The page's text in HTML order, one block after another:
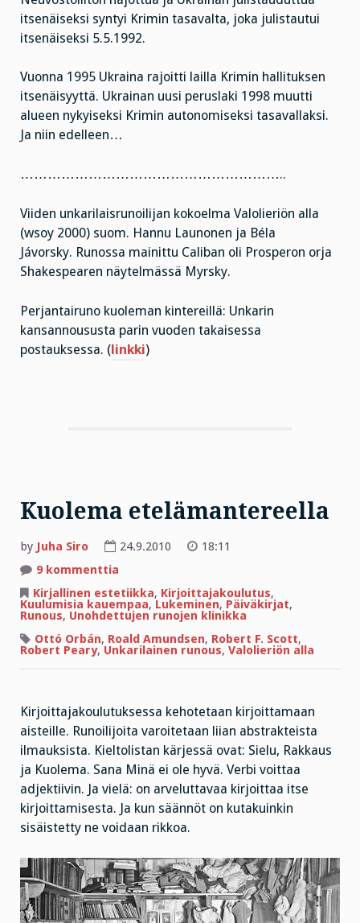
itsenäiseksi syntyi Krimin tasavalta, joka julistautui
itsenäiseksi 5.5.1992.
Vuonna 1995 Ukraina rajoitti lailla Krimin hallituksen
itsenäisyyttä. Ukrainan uusi peruslaki 1998 muutti
alueen nykyiseksi Krimin autonomiseksi tasavallaksi.
Ja niin edelleen…
…………………………………………………..
Viiden unkarilaisrunoilijan kokoelma Valolieriön alla
(wsoy 2000) suom. Hannu Launonen ja Béla
Jávorsky. Runossa mainittu Caliban oli Prosperon orja
Shakespearen näytelmässä Myrsky.
Perjantairuno kuoleman kintereillä: Unkarin
kansannoususta parin vuoden takaisessa
postauksessa. (linkki)
Kuolema etelämantereella
by Juha Siro 24.9.2010
18:11
9 kommenttia
etelämantereella
Kirjallinen estetiikka, Kirjoittajakoulutus,
Kuulumisia kauempaa, Lukeminen, Päiväkirjat,
Runous, Unohdettujen runojen klinikka
Ottó Orbán, Roald Amundsen, Robert F. Scott,
Robert Peary, Unkarilainen runous, Valolieriön alla
Kirjoittajakoulutuksessa kehotetaan kirjoittamaan
aisteille. Runoilijoita varoitetaan liian abstrakteista
ilmauksista. Kieltolistan kärjessä ovat: Sielu, Rakkaus
ja Kuolema. Sana Minä ei ole hyvä. Verbi voittaa
adjektiivin. Ja vielä: on arveluttavaa kirjoittaa itse
kirjoittamisesta. Ja kun säännöt on kutakuinkin
sisäistetty ne voidaan rikkoa.